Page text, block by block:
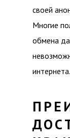
своей
Многие
обмена
интернета.